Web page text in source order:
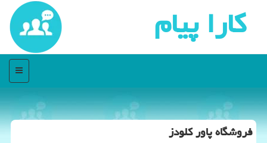
كارا پیام
منو
فروشگاه پاور كلودز